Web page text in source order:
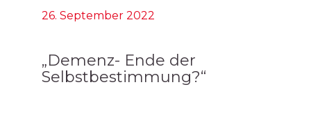
26. September 2022
„Demenz- Ende der
Selbstbestimmung?“